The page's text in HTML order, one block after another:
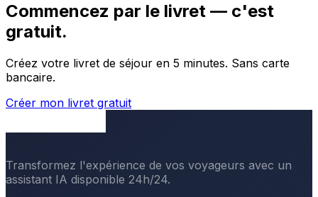
Commencez par le livret — c'est
gratuit.
Créez votre livret de séjour en 5 minutes. Sans carte
bancaire.
Créer mon livret gratuit
Transformez l'expérience de vos voyageurs avec un
assistant IA disponible 24h/24.